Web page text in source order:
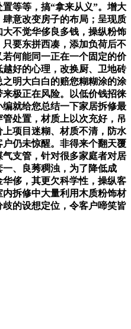
等等，搞“拿来从义”。增大
意改变房子的布局；呈现质
不觉华侈良多钱，操纵粉饰
要东拼西凑，添加负荷后不
何能同一正在一个固定的价
好的心理，改换厨、卫地砖
明大白白的赔您糊糊涂的涂
极正在风险。以低价钱招徕
就给您总结一下家居拆修最
处置，材质上以次充好，吊
项目迷糊、材质不清，防水
仍未惊醒。非得来个翻天覆
支管，针对很多家庭者对居
、良莠稠浊，为了降低成
侈，其更欠科学性，操纵客
拆修中大量利用木质粉饰材
的设想定位，令客户啼笑皆